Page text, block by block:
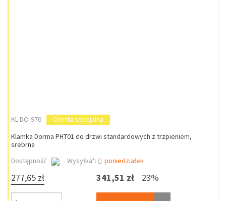
KL-DO-976
Oferta specjalna
Klamka Dorma PHT01 do drzwi standardowych z trzpieniem,
srebrna
Dostępność
Wysyłka*: poniedziałek
277,65 zł 341,51 zł 23%